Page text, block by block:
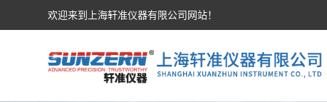
欢迎来到上海轩准仪器有限公司网站！